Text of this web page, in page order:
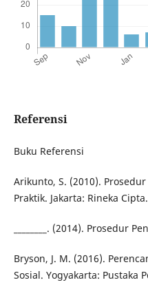
Referensi
Buku Referensi
Arikunto, S. (2010).
Praktik. Jakarta: Rineka Cipta.
________. (2014). Prosedur
Bryson, J. M. (2016).
Sosial. Yogyakarta: Pustaka